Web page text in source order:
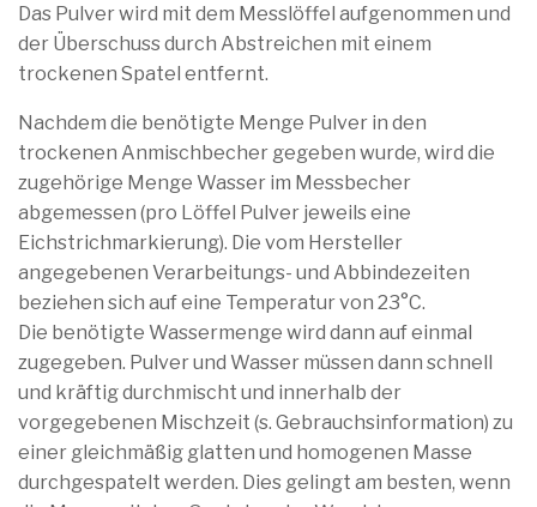
Das Pulver wird mit dem Messlöffel aufgenommen und
der Überschuss durch Abstreichen mit einem
trockenen Spatel entfernt.
Nachdem die benötigte Menge Pulver in den
trockenen Anmischbecher gegeben wurde, wird die
zugehörige Menge Wasser im Messbecher
abgemessen (pro Löffel Pulver jeweils eine
Eichstrichmarkierung). Die vom Hersteller
angegebenen Verarbeitungs- und Abbindezeiten
beziehen sich auf eine Temperatur von 23°C.
Die benötigte Wassermenge wird dann auf einmal
zugegeben. Pulver und Wasser müssen dann schnell
und kräftig durchmischt und innerhalb der
vorgegebenen Mischzeit (s. Gebrauchsinformation) zu
einer gleichmäßig glatten und homogenen Masse
durchgespatelt werden. Dies gelingt am besten, wenn